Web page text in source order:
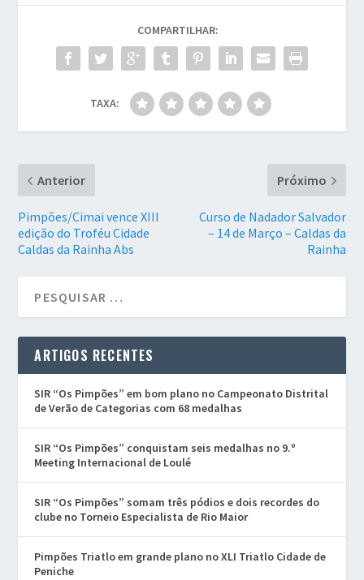
COMPARTILHAR:
TAXA:
Anterior
Pimpões/Cimai vence XIII
edição do Troféu Cidade
Caldas da Rainha Abs
Próximo
Curso de Nadador Salvador
– 14 de Março – Caldas da
Rainha
ARTIGOS RECENTES
SIR “Os Pimpões” em bom plano no Campeonato Distrital
de Verão de Categorias com 68 medalhas
SIR “Os Pimpões” conquistam seis medalhas no 9.º
Meeting Internacional de Loulé
SIR “Os Pimpões” somam três pódios e dois recordes do
clube no Torneio Especialista de Rio Maior
Pimpões Triatlo em grande plano no XLI Triatlo Cidade de
Peniche